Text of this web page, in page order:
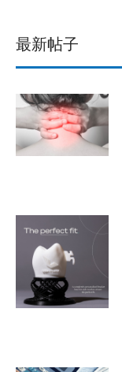
最新帖子